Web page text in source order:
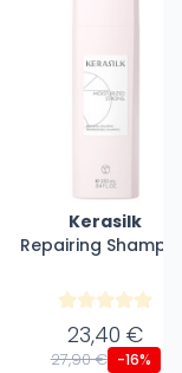
Kerasilk
Repairing
23,40 €
27,90 € -16%